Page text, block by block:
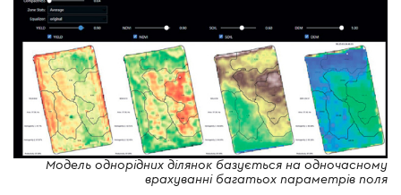
Модель однорідних ділянок базується на одночасному
врахуванні багатьох параметрів поля